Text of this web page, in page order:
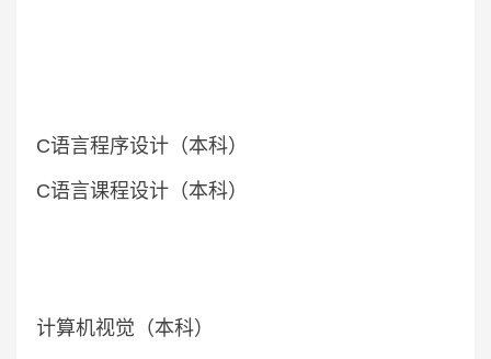
C语言程序设计（本科）
C语言课程设计（本科）
计算机视觉（本科）